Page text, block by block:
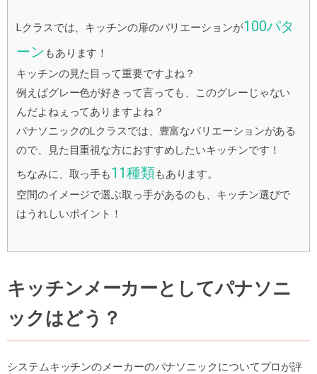
Lクラスでは、キッチンの扉のバリエーションが100パタ
ーン もあります！
キッチンの見た目って重要ですよね？
例えばグレー色が好きって言っても、このグレーじゃない
んだよねぇってありますよね？
パナソニックのLクラスでは、豊富なバリエーションがある
ので、見た目重視な方におすすめしたいキッチンです！
ちなみに、取っ手も11種類もあります。
空間のイメージで選ぶ取っ手があるのも、キッチン選びで
はうれしいポイント！
キッチンメーカーとしてパナソニ
ックはどう？
システムキッチンのメーカーのパナソニックについてプロが評